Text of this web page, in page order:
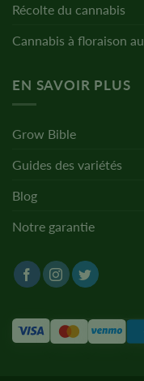
Récolte du cannabis
Cannabis à floraison
EN SAVOIR PLUS
Grow Bible
Guides des variétés
Blog
Notre garantie